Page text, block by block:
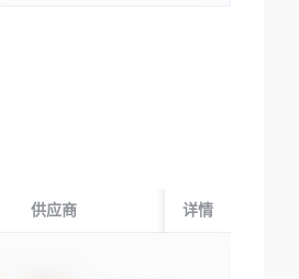
供应商 起运国/地区
详情